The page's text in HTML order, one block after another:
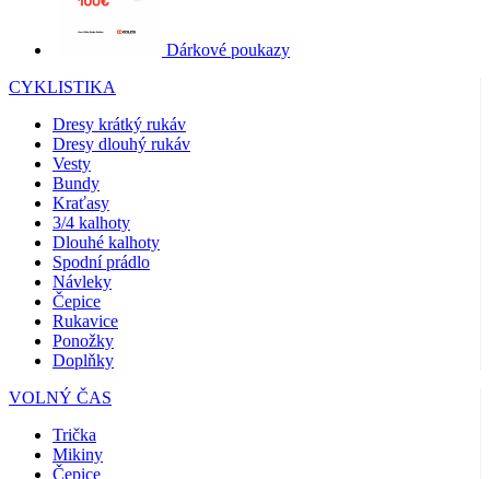
Dárkové poukazy
CYKLISTIKA
Dresy krátký rukáv
Dresy dlouhý rukáv
Vesty
Bundy
Kraťasy
3/4 kalhoty
Dlouhé kalhoty
Spodní prádlo
Návleky
Čepice
Rukavice
Ponožky
Doplňky
VOLNÝ ČAS
Trička
Mikiny
Čepice